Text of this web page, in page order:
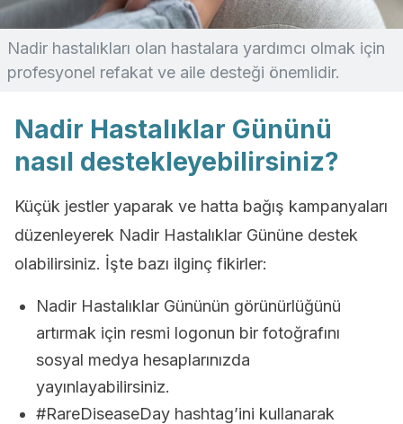
Nadir hastalıkları olan hastalara yardımcı olmak için
profesyonel refakat ve aile desteği önemlidir.
Nadir Hastalıklar Gününü
nasıl destekleyebilirsiniz?
Küçük jestler yaparak ve hatta bağış kampanyaları
düzenleyerek Nadir Hastalıklar Gününe destek
olabilirsiniz. İşte bazı ilginç fikirler:
Nadir Hastalıklar Gününün görünürlüğünü
artırmak için resmi logonun bir fotoğrafını
sosyal medya hesaplarınızda
yayınlayabilirsiniz.
#RareDiseaseDay hashtag’ini kullanarak